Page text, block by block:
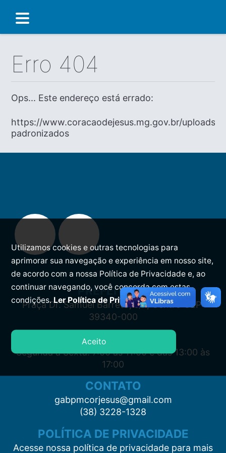
Erro 404
Ops... Este endereço está errado:
https://www.coracaodejesus.mg.gov.br/uploads/
padronizados
PREFEITURA
Praça Dr. Samuel Barreto, s/n, Centro CEP:
39340-000
ATENDIMENTO
Segunda à Sexta: 7:00 às 11:00 e das 13:00 às
17:00
CONTATO
gabpmcorjesus@gmail.com
(38) 3228-1328
POLÍTICA DE PRIVACIDADE
Acesse nossa política de privacidade para mais
Utilizamos cookies e outras tecnologias para
aprimorar sua navegação e experiência em nosso site,
de acordo com a nossa Política de Privacidade e, ao
continuar navegando, você concorda com estas
condições.Ler Política de Privacidade.
Aceito